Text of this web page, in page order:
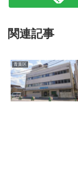
関連記事
青葉区